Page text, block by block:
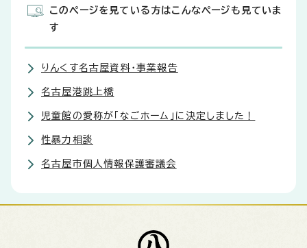
このページを見ている方はこんなページも見ていま
す
りんくす名古屋資料・事業報告
名古屋港跳上橋
児童館の愛称が「なごホーム」に決定しました！
性暴力相談
名古屋市個人情報保護審議会